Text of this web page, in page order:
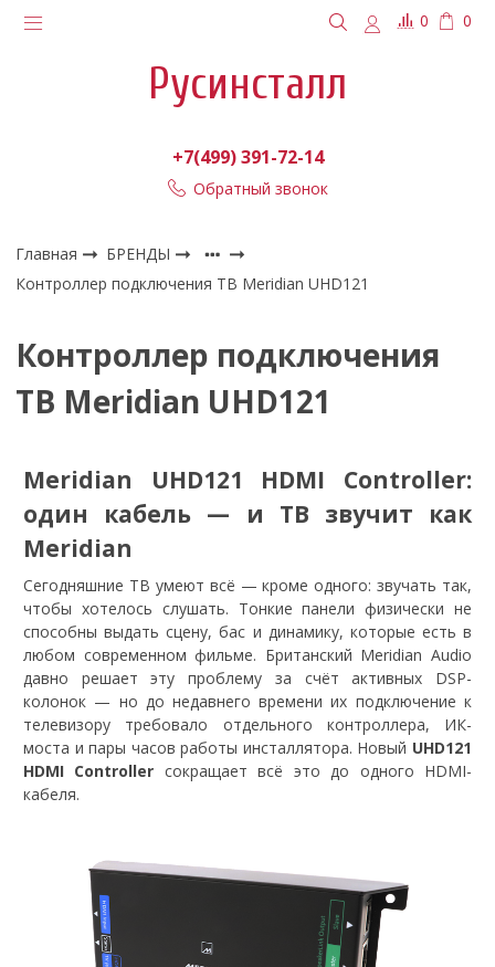
0 0
Русинсталл
+7(499) 391-72-14
Обратный звонок
Главная
БРЕНДЫ
Контроллер подключения ТВ Meridian UHD121
Контроллер подключения
ТВ Meridian UHD121
Meridian UHD121 HDMI Controller:
один кабель — и ТВ звучит как
Meridian
Сегодняшние ТВ умеют всё — кроме одного: звучать так,
чтобы хотелось слушать. Тонкие панели физически не
способны выдать сцену, бас и динамику, которые есть в
любом современном фильме. Британский Meridian Audio
давно решает эту проблему за счёт активных DSP-
колонок — но до недавнего времени их подключение к
телевизору требовало отдельного контроллера, ИК-
моста и пары часов работы инсталлятора. Новый UHD121
HDMI Controller сокращает всё это до одного HDMI-
кабеля.